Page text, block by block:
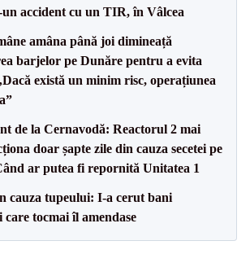
accident cu un TIR, în Vâlcea
amâna până joi dimineață
barjelor pe Dunăre pentru a evita
există un minim risc, operațiunea
de la Cernavodă: Reactorul 2 mai
doar șapte zile din cauza secetei pe
ar putea fi repornită Unitatea 1
cauza tupeului: I-a cerut bani
tocmai îl amendase